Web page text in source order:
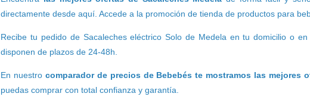
directamente desde aquí. Accede a la promoción de tienda de productos para
Recibe tu pedido de Sacaleches eléctrico Solo de Medela en tu domicilio o
disponen de plazos de 24-48h.
En nuestro comparador de precios de Bebebés te mostramos las mejores
puedas comprar con total confianza y garantía.